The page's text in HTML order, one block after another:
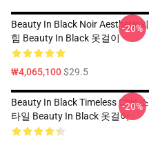
Beauty In Black Noir Aesthetic의
힘 Beauty In Black 옷걸이
₩4,065,100$29.5
-20%
Beauty In Black Timeless Chic 스
타일 Beauty In Black 옷걸이
-20%